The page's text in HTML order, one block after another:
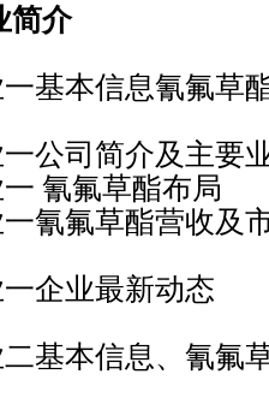
简介
信息氰氟草酯
司简介及主要
氟草酯布局
草酯营收及市
业最新动态
信息、氰氟草